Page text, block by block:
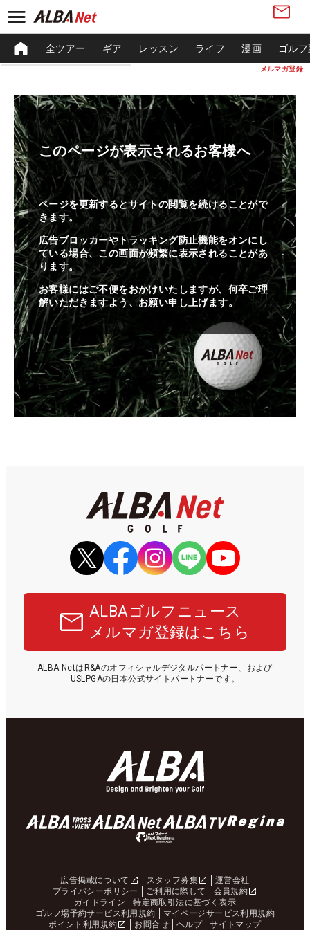
メルマガ登録
全ツアー ギア レッスン ライフ 漫画 ゴル
このページが表示されるお客様へ
ページを更新するとサイトの閲覧を続けることがで
きます。
広告ブロッカーやトラッキング防止機能をオンにし
ている場合、この画面が頻繁に表示されることがあ
ります。
お客様にはご不便をおかけいたしますが、何卒ご理
解いただきますよう、お願い申し上げます。
ALBAゴルフニュース
メルマガ登録はこちら
ALBA NetはR&Aのオフィシャルデジタルパートナー、および
USLPGAの日本公式サイトパートナーです。
広告掲載について スタッフ募集
運営会社
プライバシーポリシー
ご利用に際して
会員規約
ガイドライン
特定商取引法に基づく表示
ゴルフ場予約サービス利用規約
マイページサービス利用規約
ポイント利用規約
お問合せ ヘルプ サイトマップ